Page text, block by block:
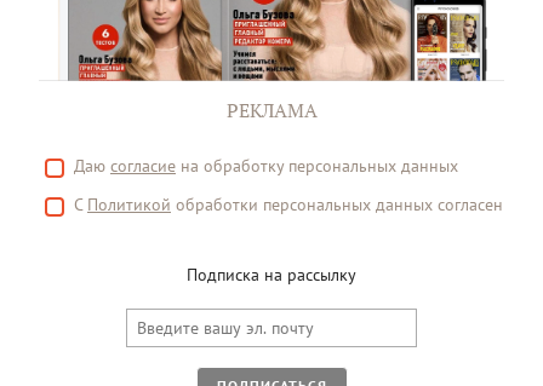
РЕКЛАМА
Даю согласие на обработку персональных данных
С Политикой обработки персональных данных согласен
Подписка на рассылку